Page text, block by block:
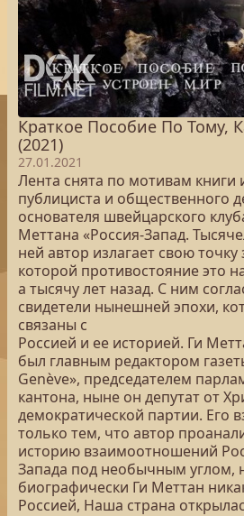
Краткое Пособие По Тому,
(2021)
27.01.2021
Лента снята по мотивам книги
публициста и общественного
основателя швейцарского
Меттана «Россия-Запад.
ней автор излагает свою точку
которой противостояние это
а тысячу лет назад. С ним
свидетели нынешней эпохи,
связаны с
Россией и ее историей. Ги
был главным редактором
Genève», председателем
кантона, ныне он депутат от
демократической партии. Его
только тем, что автор
историю взаимоотношений
Запада под необычным углом,
биографически Ги Меттан
Россией, Наша страна